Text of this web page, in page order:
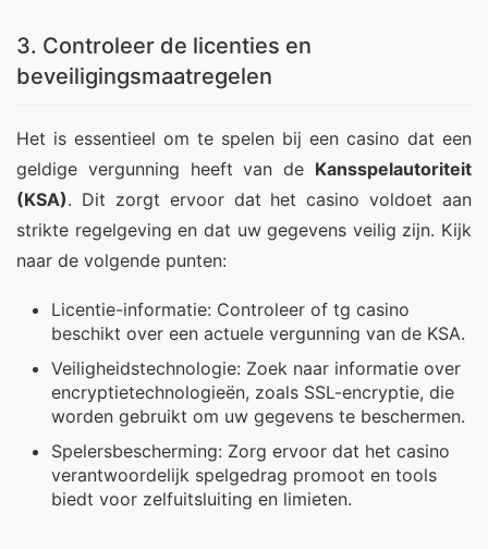
3. Controleer de licenties en
beveiligingsmaatregelen
Het is essentieel om te spelen bij een casino dat een
geldige vergunning heeft van de Kansspelautoriteit
(KSA). Dit zorgt ervoor dat het casino voldoet aan
strikte regelgeving en dat uw gegevens veilig zijn. Kijk
naar de volgende punten:
Licentie-informatie: Controleer of tg casino
beschikt over een actuele vergunning van de KSA.
Veiligheidstechnologie: Zoek naar informatie over
encryptietechnologieën, zoals SSL-encryptie, die
worden gebruikt om uw gegevens te beschermen.
Spelersbescherming: Zorg ervoor dat het casino
verantwoordelijk spelgedrag promoot en tools
biedt voor zelfuitsluiting en limieten.